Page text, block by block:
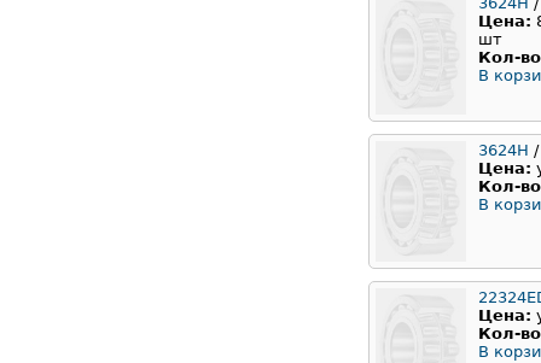
Цена:
шт
Кол-
В
3624Н
Цена:
Кол-
В
Цена:
Кол-
В